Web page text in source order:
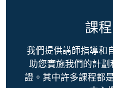
課
我們提供講師指導和
助您實施我們的計
證。其中許多課程都